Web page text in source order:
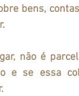
bens,
não é
e se essa